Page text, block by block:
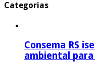
Categorias
Consema RS
ambiental